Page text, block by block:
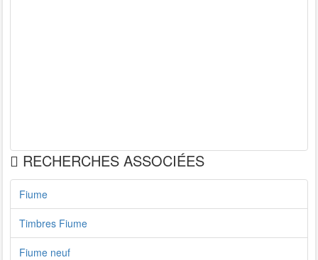
RECHERCHES ASSOCIÉES
Fiume
Timbres Fiume
Fiume neuf